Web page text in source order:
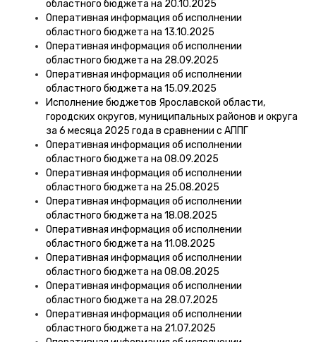
областного бюджета на 20.10.2025
Оперативная информация об исполнении
областного бюджета на 13.10.2025
Оперативная информация об исполнении
областного бюджета на 28.09.2025
Оперативная информация об исполнении
областного бюджета на 15.09.2025
Исполнение бюджетов Ярославской области,
городских округов, муниципальных районов и округа
за 6 месяца 2025 года в сравнении с АППГ
Оперативная информация об исполнении
областного бюджета на 08.09.2025
Оперативная информация об исполнении
областного бюджета на 25.08.2025
Оперативная информация об исполнении
областного бюджета на 18.08.2025
Оперативная информация об исполнении
областного бюджета на 11.08.2025
Оперативная информация об исполнении
областного бюджета на 08.08.2025
Оперативная информация об исполнении
областного бюджета на 28.07.2025
Оперативная информация об исполнении
областного бюджета на 21.07.2025